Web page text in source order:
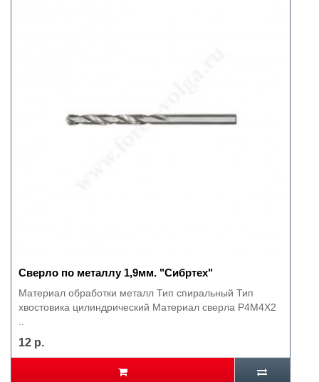
Сверло по металлу 1,9мм. "Сибртех"
Материал обработки металл Тип спиральный Тип
хвостовика цилиндрический Материал сверла Р4М4Х2
12 р.